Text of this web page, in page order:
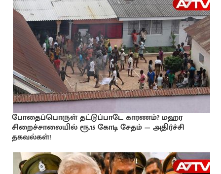
போதைப்பொருள் தட்டுப்பாடே காரணம்? மஹர
சிறைச்சாலையில் ரூ.15 கோடி சேதம் — அதிர்ச்சி
தகவல்கள்!